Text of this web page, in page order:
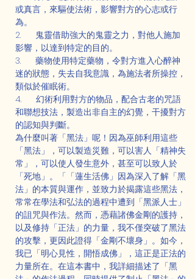
或真言，來驅使法術，影響對方的心志或行
為。
2.      鬼靈借助強大的鬼靈之力，對他人施加
影響，以達到特定的目的。
3.      藥物使用特定藥物，令對方進入心醉神
迷的狀態，失去自我意識，為施法者所操控，
類似於催眠術。
4.      幻術利用對方的物品，配合古老的咒語
和聯想技法，製造出非自主的幻覺，干擾對方
的認知與判斷。
為什麼叫著「黑法」呢！因為巫師利用這些
「黑法」，可以製造災難，可以害人「精神失
常」，可以使人發生意外，甚至可以致人於
「死地」。「「蓮生活佛」因為深入了解「黑
法」的本質與運作，並致力於揭露這些黑法，
常常在學法和弘法的過程中遭到「黑派人士」
的詛咒與作法。然而，憑藉諸佛金剛的護持，
以及修持「正法」的力量，我不僅突破了黑法
的攻擊，更因此證得「金剛不壞身」。如今，
我已「明心見性，開悟成佛」，這正是正法的
力量所在。在這本書中，我詳細描述了「黑